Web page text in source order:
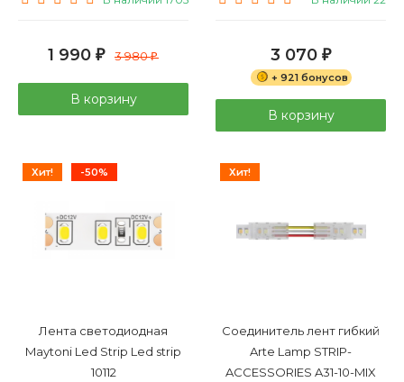
1 990 ₽ 3 980₽
В корзину
3 070 ₽
+ 921 бонусов
В корзину
Хит! -50%
Лента светодиодная
Maytoni Led Strip Led strip
10112
Хит!
Соединитель лент гибкий
Arte Lamp STRIP-
ACCESSORIES A31-10-MIX